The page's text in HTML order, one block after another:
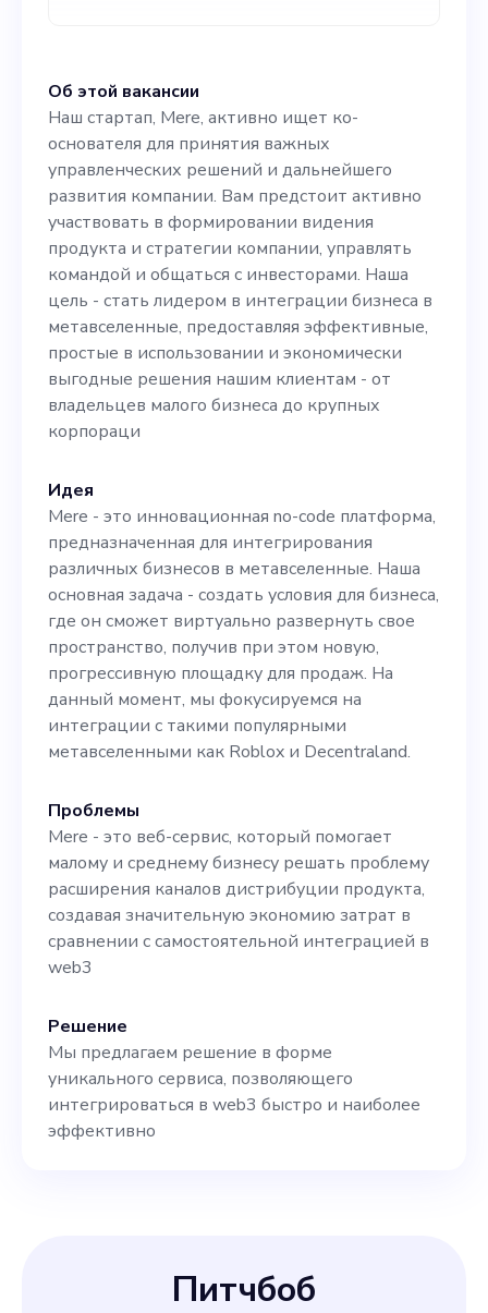
метавселенные,
предоставляя
эффективные, простые в
использовании и
экономически выгодные
решения нашим клиентам -
от владельцев малого
бизнеса до крупных
корпораци
Об этой вакансии
Наш стартап, Mere, активно ищет ко-
основателя для принятия важных
управленческих решений и дальнейшего
развития компании. Вам предстоит активно
участвовать в формировании видения
продукта и стратегии компании, управлять
командой и общаться с инвесторами. Наша
цель - стать лидером в интеграции бизнеса в
метавселенные, предоставляя эффективные,
простые в использовании и экономически
выгодные решения нашим клиентам - от
владельцев малого бизнеса до крупных
корпораци
Идея
Mere - это инновационная no-code платформа,
предназначенная для интегрирования
различных бизнесов в метавселенные. Наша
основная задача - создать условия для бизнеса,
где он сможет виртуально развернуть свое
пространство, получив при этом новую,
прогрессивную площадку для продаж. На
данный момент, мы фокусируемся на
интеграции с такими популярными
метавселенными как Roblox и Decentraland.
Проблемы
Mere - это веб-сервис, который помогает
малому и среднему бизнесу решать проблему
расширения каналов дистрибуции продукта,
создавая значительную экономию затрат в
сравнении с самостоятельной интеграцией в
web3
Решение
Мы предлагаем решение в форме
уникального сервиса, позволяющего
интегрироваться в web3 быстро и наиболее
эффективно
Питчбоб